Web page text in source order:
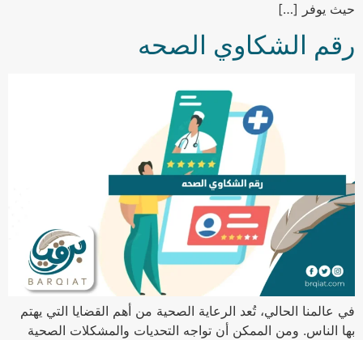
حيث يوفر […]
رقم الشكاوي الصحه
في عالمنا الحالي، تُعد الرعاية الصحية من أهم القضايا التي يهتم
بها الناس. ومن الممكن أن تواجه التحديات والمشكلات الصحية